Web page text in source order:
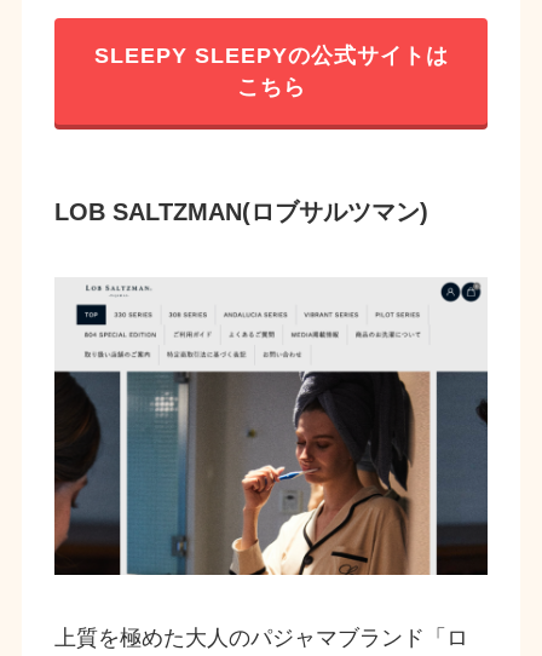
SLEEPY SLEEPYの公式サイトは
こちら
LOB SALTZMAN(ロブサルツマン)
上質を極めた大人のパジャマブランド「ロ